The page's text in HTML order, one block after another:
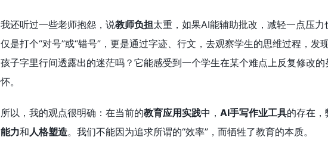
我还听过一些老师抱怨，说教师负担太重，如果AI能辅助批改，减轻一点压
仅是打个“对号”或“错号”，更是通过字迹、行文，去观察学生的思维过程，
孩子字里行间透露出的迷茫吗？它能感受到一个学生在某个难点上反复修改
怀。
所以，我的观点很明确：在当前的教育应用实践中， AI手写作业工具的存在
能力和人格塑造。我们不能因为追求所谓的“效率”，而牺牲了教育的本质。